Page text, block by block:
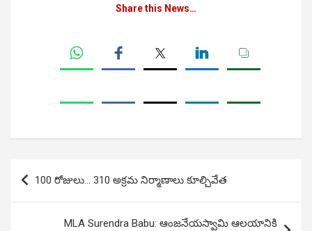
Share this News…
Post
navigation
100 రోజులు… 310 అక్రమ నిర్మాణాలు కూల్చివేత
MLA Surendra Babu: ఆంజనేయస్వామి ఆలయానికి